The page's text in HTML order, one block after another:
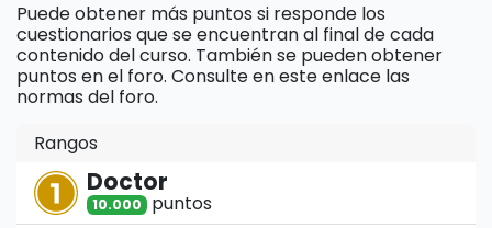
Puede obtener más puntos si responde los
cuestionarios que se encuentran al final de cada
contenido del curso. También se pueden obtener
puntos en el foro. Consulte en este enlace las
normas del foro.
Rangos
Doctor
10.000 puntos